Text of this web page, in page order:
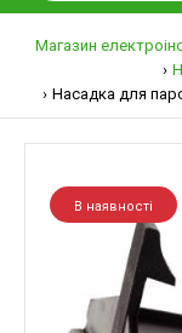
Магазин
Насадка для
В наявності